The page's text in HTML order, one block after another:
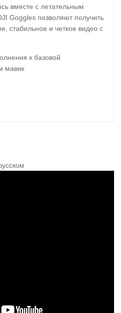
вместе с летательным
Goggles позволяют получить
стабильное и четкое видео с
к базовой
мавик